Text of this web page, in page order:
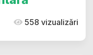
558 vizualizări